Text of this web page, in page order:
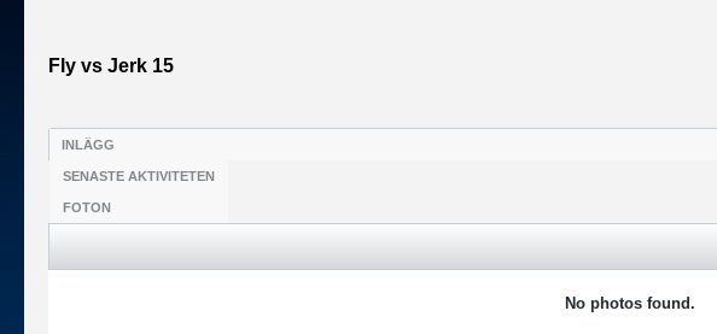
Fly vs Jerk 15
INLÄGG
SENASTE AKTIVITETEN
FOTON
No photos found.